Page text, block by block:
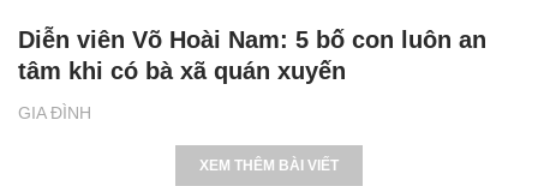
GIA ĐÌNH
Diễn viên Võ Hoài Nam: 5 bố con luôn an
tâm khi có bà xã quán xuyến
XEM THÊM BÀI VIẾT